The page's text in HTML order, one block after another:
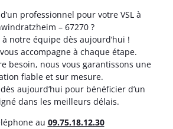
professionnel pour votre VSL à
– 67270 ?
à notre équipe dès aujourd’hui !
accompagne à chaque étape.
besoin, nous vous garantissons une
fiable et sur mesure.
aujourd’hui pour bénéficier d’un
dans les meilleurs délais.
au 09.75.18.12.30